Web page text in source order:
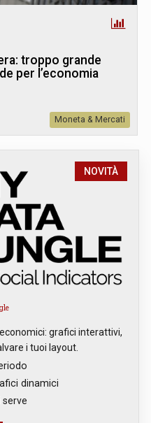
troppo grande
per l’economia
Moneta & Mercati
NOVITÀ
grafici interattivi,
i tuoi layout.
dinamici